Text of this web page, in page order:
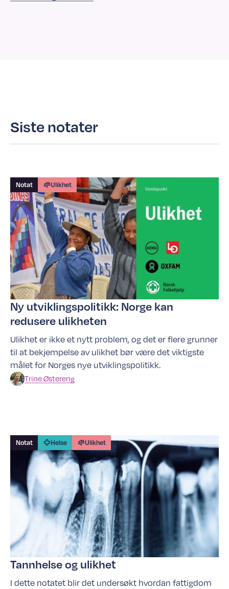
Siste notater
Ny utviklingspolitikk: Norge kan
redusere ulikheten
Ulikhet er ikke et nytt problem, og det er flere grunner
til at bekjempelse av ulikhet bør være det viktigste
målet for Norges nye utviklingspolitikk.
Notat Ulikhet
TrineØstereng
Tannhelse og ulikhet
I dette notatet blir det undersøkt hvordan fattigdom
Notat Helse Ulikhet